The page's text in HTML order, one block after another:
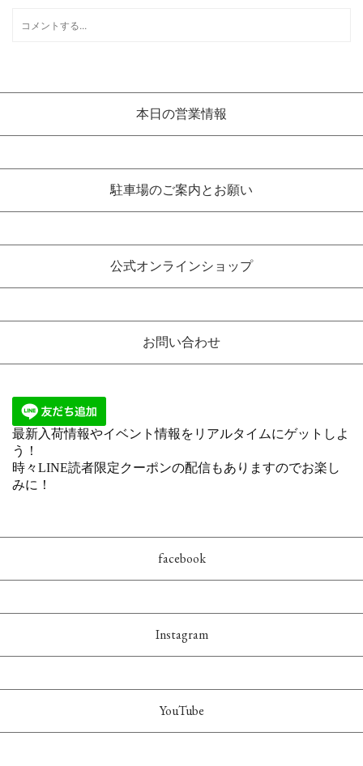
本日の営業情報
駐車場のご案内とお願い
公式オンラインショップ
お問い合わせ
facebook
Instagram
YouTube